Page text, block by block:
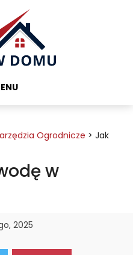
Ogrodnicze > Jak
w
2025